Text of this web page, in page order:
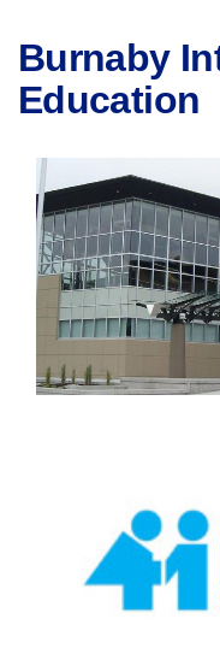
Burnaby
Education